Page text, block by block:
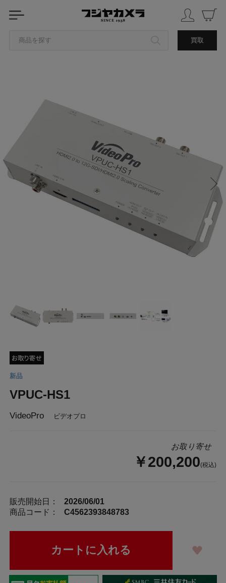
商品を探す 買取
ブランドから探す
中古品を探す
新品
VPUC-HS1
VideoPro ビデオプロ
お取り寄せ
￥200,200(税込)
販売開始日：
2026/06/01
商品コード：
C4562393848783